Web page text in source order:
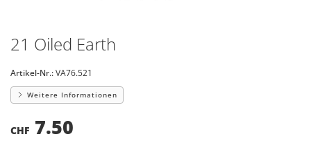
21 Oiled Earth
Artikel-Nr.:VA76.521
Weitere Informationen
CHF 7.50